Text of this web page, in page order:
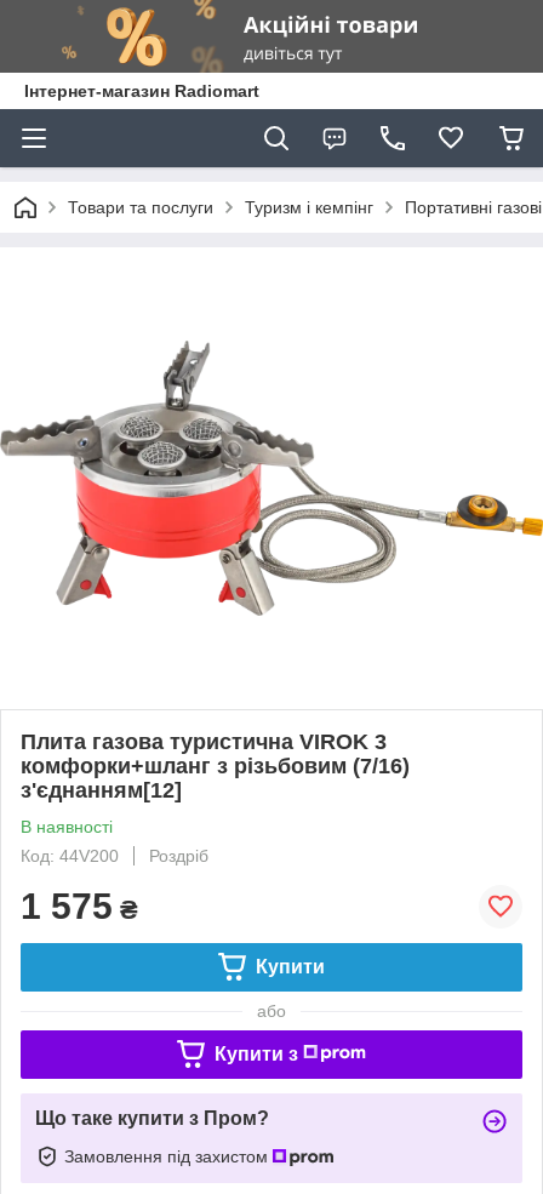
Інтернет-магазин Radiomart
Товари та послуги Туризм і кемпінг Портативні
Плита газова туристична VIROK 3
комфорки+шланг з різьбовим (7/16)
з'єднанням[12]
В наявності
Код: 44V200
Роздріб
1 575 ₴
Купити
або
Купити з
Що таке купити з Пром?
Замовлення під захистом